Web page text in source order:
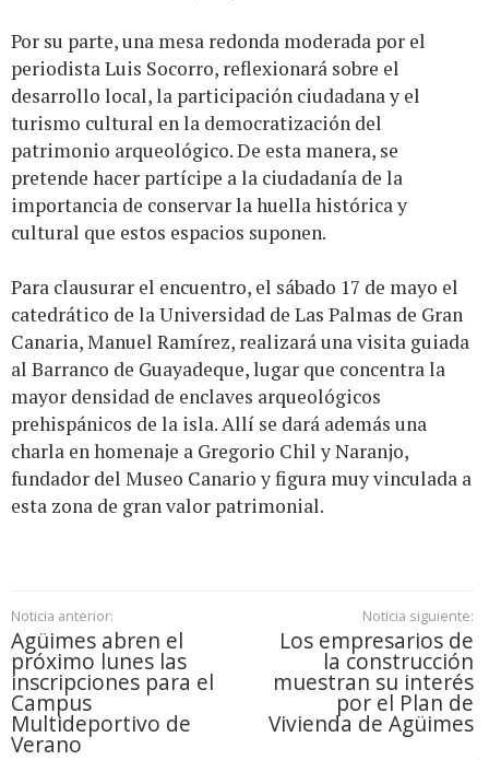
Por su parte, una mesa redonda moderada por el
periodista Luis Socorro, reflexionará sobre el
desarrollo local, la participación ciudadana y el
turismo cultural en la democratización del
patrimonio arqueológico. De esta manera, se
pretende hacer partícipe a la ciudadanía de la
importancia de conservar la huella histórica y
cultural que estos espacios suponen.
Para clausurar el encuentro, el sábado 17 de mayo el
catedrático de la Universidad de Las Palmas de Gran
Canaria, Manuel Ramírez, realizará una visita guiada
al Barranco de Guayadeque, lugar que concentra la
mayor densidad de enclaves arqueológicos
prehispánicos de la isla. Allí se dará además una
charla en homenaje a Gregorio Chil y Naranjo,
fundador del Museo Canario y figura muy vinculada a
esta zona de gran valor patrimonial.
Noticia anterior:
Agüimes abren el
próximo lunes las
inscripciones para el
Campus
Multideportivo de
Verano
Noticia siguiente:
Los empresarios de
la construcción
muestran su interés
por el Plan de
Vivienda de Agüimes